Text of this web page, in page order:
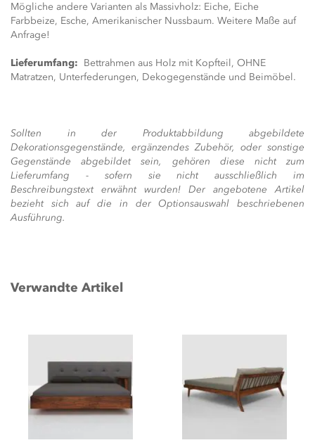
Mögliche andere Varianten als Massivholz: Eiche, Eiche
Farbbeize, Esche, Amerikanischer Nussbaum. Weitere Maße auf
Anfrage!
Lieferumfang: Bettrahmen aus Holz mit Kopfteil, OHNE
Matratzen, Unterfederungen, Dekogegenstände und Beimöbel.
Sollten in der Produktabbildung abgebildete
Dekorationsgegenstände, ergänzendes Zubehör, oder sonstige
Gegenstände abgebildet sein, gehören diese nicht zum
Lieferumfang - sofern sie nicht ausschließlich im
Beschreibungstext erwähnt wurden! Der angebotene Artikel
bezieht sich auf die in der Optionsauswahl beschriebenen
Ausführung.
Verwandte Artikel